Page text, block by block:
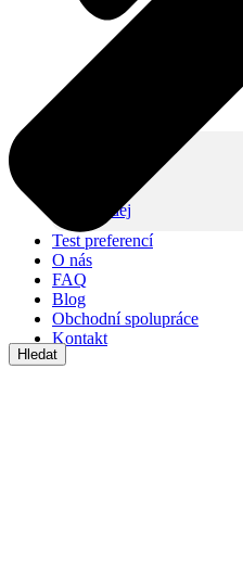
Výprodej
Test preferencí
O nás
FAQ
Blog
Obchodní spolupráce
Kontakt
Hledat